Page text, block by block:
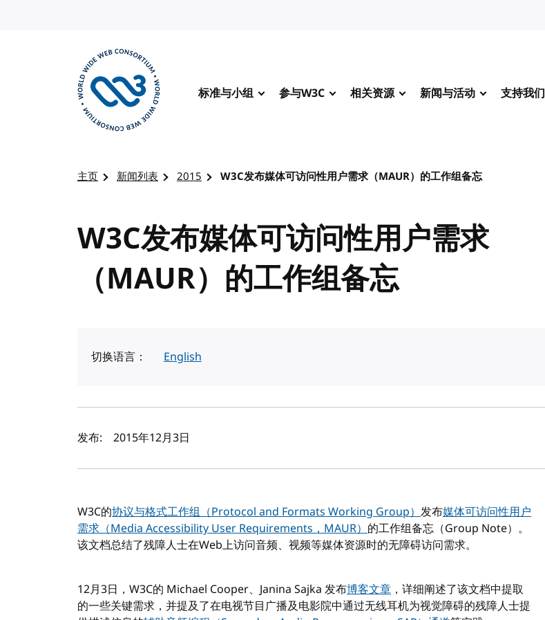
标准与小组 参与W3C 相关资源 新闻与活动 支持我们
主页 新闻列表 2015 W3C发布媒体可访问性用户需求（MAUR）的工作组备忘
W3C发布媒体可访问性用户需求
（MAUR）的工作组备忘
切换语言： English
作者及发布日期
发布: 2015年12月3日
W3C的协议与格式工作组（Protocol and Formats Working Group）发布媒体可访问性用户
需求（Media Accessibility User Requirements，MAUR）的工作组备忘（Group Note）。
该文档总结了残障人士在Web上访问音频、视频等媒体资源时的无障碍访问需求。
12月3日，W3C的 Michael Cooper、Janina Sajka 发布博客文章 ，详细阐述了该文档中提取
的一些关键需求，并提及了在电视节目广播及电影院中通过无线耳机为视觉障碍的残障人士提